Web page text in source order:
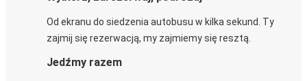
Od ekranu do siedzenia autobusu w kilka sekund. Ty
zajmij się rezerwacją, my zajmiemy się resztą.
Jedźmy razem